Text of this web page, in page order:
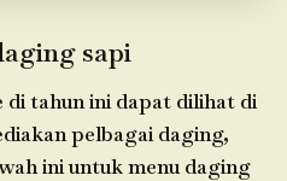
sapi
tahun ini dapat dilihat di
pelbagai daging,
ini untuk menu daging